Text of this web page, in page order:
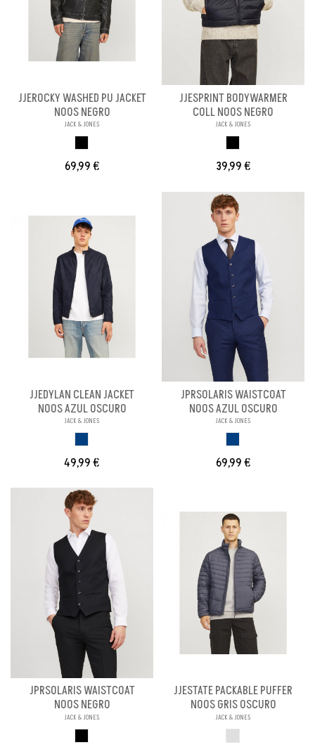
JJEROCKY WASHED PU JACKET
NOOS NEGRO
JACK & JONES
69,99 €
JJESPRINT BODYWARMER
COLL NOOS NEGRO
JACK & JONES
39,99 €
JJEDYLAN CLEAN JACKET
NOOS AZUL OSCURO
JACK & JONES
49,99 €
JPRSOLARIS WAISTCOAT
NOOS AZUL OSCURO
JACK & JONES
69,99 €
JPRSOLARIS WAISTCOAT
NOOS NEGRO
JACK & JONES
JJESTATE PACKABLE PUFFER
NOOS GRIS OSCURO
JACK & JONES